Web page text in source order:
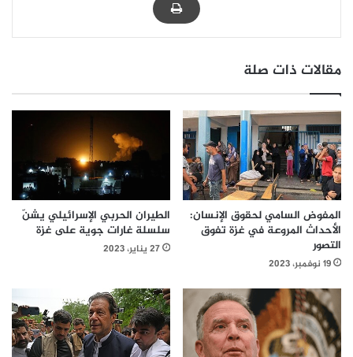
مقالات ذات صلة
المفوض السامي لحقوق الإنسان:
الأحداث المروعة في غزة تفوق
التصور
19 نوفمبر، 2023
الطيران الحربي الإسرائيلي يشنّ
سلسلة غارات جوية على غزة
27 يناير، 2023